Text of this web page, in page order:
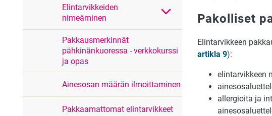
Elintarvikkeiden
nimeäminen
Pakkausmerkinnät
pähkinänkuoressa - verkkokurssi
ja opas
Ainesosan määrän ilmoittaminen
Pakkaamattomat elintarvikkeet
Pakolliset
Elintarvikkeen
artikla 9):
elintarvikkeen
allergioita ja